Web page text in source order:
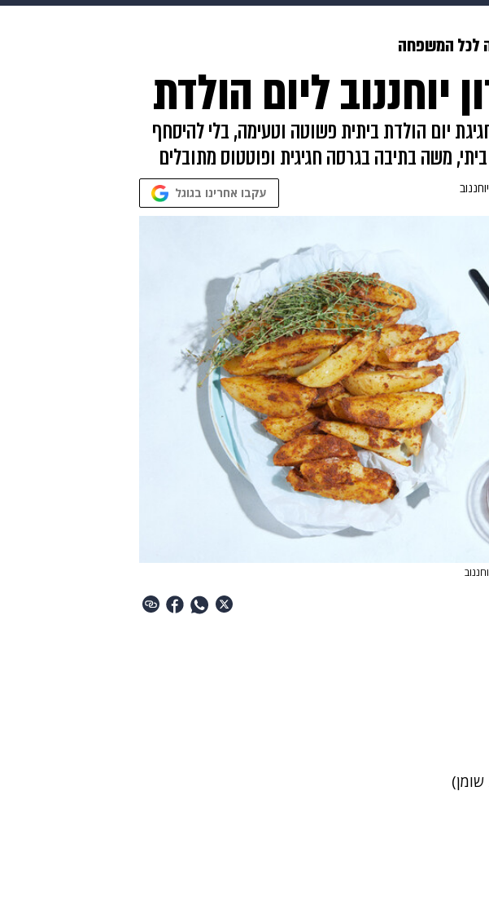
צבא וביטחון
משפט תשעה חודשים מתכונים פרויקטים מיוחדים
לכל המשפחה
יוחננוב ליום הולדת
יום הולדת ביתית פשוטה וטעימה, בלי להיסחף
משה בתיבה בגרסה חגיגית ופוטטוס מתובלים
עקבו אחרינו בגוגל